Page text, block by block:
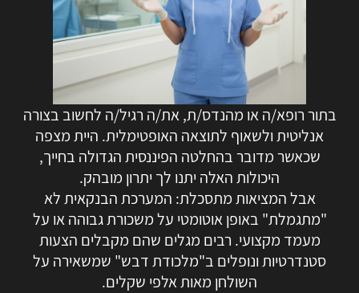
בתור רופא/ה או מהנדס/ת, את/ה רגיל/ה לחשוב בצורה
אנליטית ולשאוף לתוצאה האופטימלית. היית מצפה
שכאשר מדובר בהחלטה הפיננסית הגדולה בחייך,
היכולות האלה יתנו לך יתרון מובהק.
אבל המציאות מתסכלת: המערכת הבנקאית לא
"מתגמלת" באופן אוטומטי על משכורת גבוהה או על
מעמד מקצועי. רבים מגלים שהם מקבלים הצעות
סטנדרטיות ונופלים ב"מלכודת דבש" שמשאירה על
השולחן מאות אלפי שקלים.